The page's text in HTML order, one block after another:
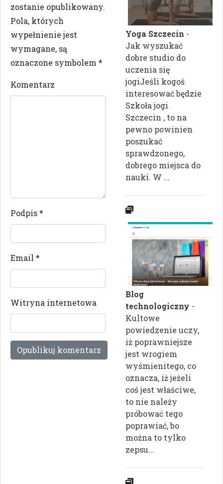
zostanie opublikowany.
Pola, których
wypełnienie jest
wymagane, są
oznaczone symbolem *
Komentarz
Podpis*
Email *
Witryna internetowa
Yoga Szczecin -
Jak wyszukać
dobre studio do
uczenia się
jogiJeśli kogoś
interesować będzie
Szkoła jogi
Szczecin , to na
pewno powinien
poszukać
sprawdzonego,
dobrego miejsca do
nauki. W ...
Blog
technologiczny -
Kultowe
powiedzenie uczy,
iż poprawniejsze
jest wrogiem
wyśmienitego, co
oznacza, iż jeżeli
coś jest właściwe,
to nie należy
próbować tego
poprawiać, bo
można to tylko
zepsu...